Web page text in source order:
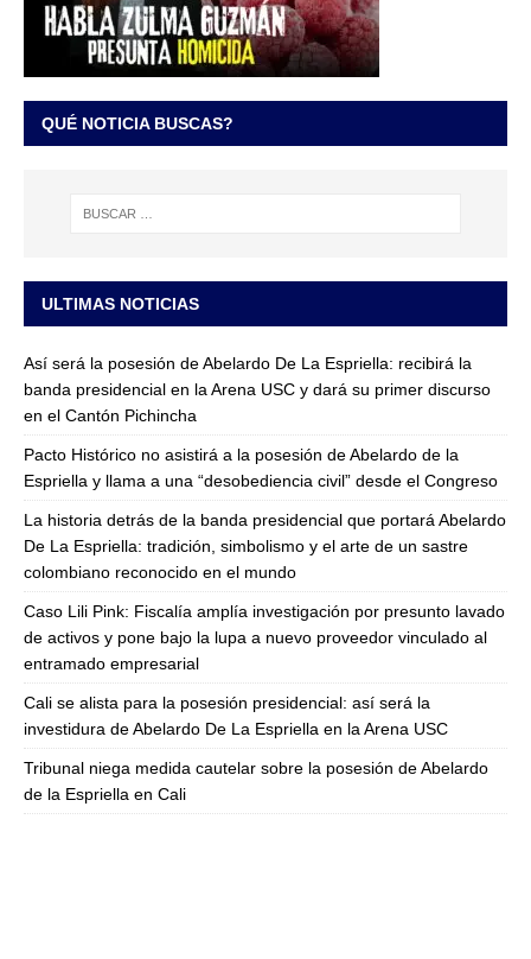
QUÉ NOTICIA BUSCAS?
ULTIMAS NOTICIAS
Así será la posesión de Abelardo De La Espriella: recibirá la
banda presidencial en la Arena USC y dará su primer discurso
en el Cantón Pichincha
Pacto Histórico no asistirá a la posesión de Abelardo de la
Espriella y llama a una “desobediencia civil” desde el Congreso
La historia detrás de la banda presidencial que portará Abelardo
De La Espriella: tradición, simbolismo y el arte de un sastre
colombiano reconocido en el mundo
Caso Lili Pink: Fiscalía amplía investigación por presunto lavado
de activos y pone bajo la lupa a nuevo proveedor vinculado al
entramado empresarial
Cali se alista para la posesión presidencial: así será la
investidura de Abelardo De La Espriella en la Arena USC
Tribunal niega medida cautelar sobre la posesión de Abelardo
de la Espriella en Cali